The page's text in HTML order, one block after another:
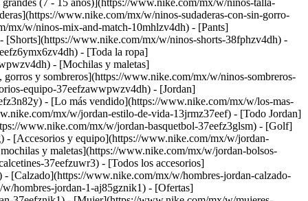
(7 - 15 años)](https://www.nike.com/mx/w/ninos-talla-
www.nike.com/mx/w/ninos-sudaderas-con-sin-gorro-
mx/w/ninos-mix-and-match-10mhlzv4dh) - [Pants]
www.nike.com/mx/w/ninos-shorts-38fphzv4dh) -
- [Toda la ropa]
- [Mochilas y maletas]
y sombreros](https://www.nike.com/mx/w/ninos-sombreros-
equipo-37eefzawwpwzv4dh) - [Jordan]
- [Lo más vendido](https://www.nike.com/mx/w/los-mas-
mx/w/jordan-estilo-de-vida-13jrmz37eef) - [Todo Jordan]
www.nike.com/mx/w/jordan-basquetbol-37eefz3glsm) - [Golf]
- [Accesorios y equipo](https://www.nike.com/mx/w/jordan-
y maletas](https://www.nike.com/mx/w/jordan-bolsos-
37eefzuwr3) - [Todos los accesorios]
[Calzado](https://www.nike.com/mx/w/hombres-jordan-calzado-
hombres-jordan-1-aj85gznik1) - [Ofertas]